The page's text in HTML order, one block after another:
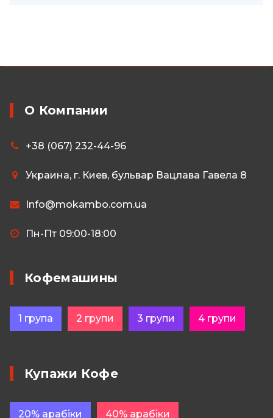
О Компании
+38 (067) 232-44-96
Украина, г. Киев, бульвар Вацлава Гавела 8
Info@mokambo.com.ua
Пн-Пт 09:00-18:00
Кофемашины
1 група 2 групи 3 групи 4 групи
Купажи Кофе
20% арабіки 40% арабіки